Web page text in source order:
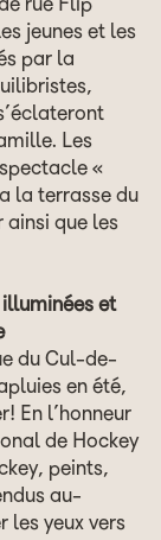
rue Flip
jeunes et les
par la
Les
«
la terrasse du
ainsi que les
et
du Cul-de-
en été,
En l’honneur
de Hockey
peints,
au-
les yeux vers